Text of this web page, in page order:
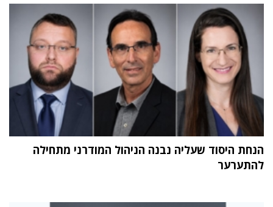
הנחת היסוד שעליה נבנה הניהול המודרני מתחילה
להתערער